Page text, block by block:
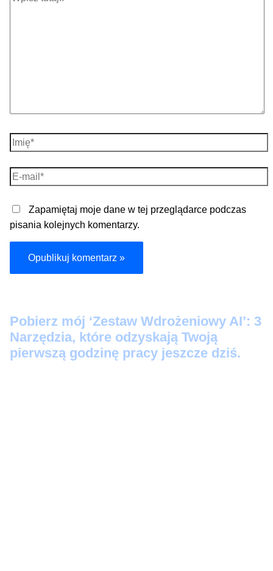
Imię*
E-
mail*
Zapamiętaj moje dane w tej przeglądarce podczas
pisania kolejnych komentarzy.
Pobierz mój ‘Zestaw Wdrożeniowy AI’: 3
Narzędzia, które odzyskają Twoją
pierwszą godzinę pracy jeszcze dziś.